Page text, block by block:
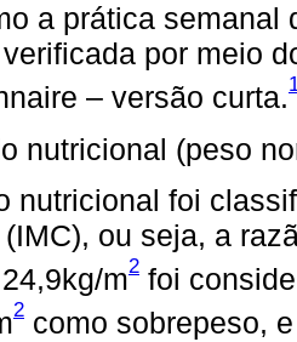
a prática
por meio
– versão curta.
nutricional (peso
nutricional foi
ou seja, a
m2 foi
2 como sobrepeso,